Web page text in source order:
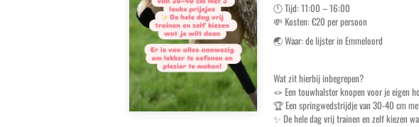
🕚 Tijd: 11:00 – 16:00
💸 Kosten: €20 per persoon
🌏 Waar: de lijster in Emmeloord
Wat zit hierbij inbegrepen?
🪢 Een touwhalster knopen voor je eigen
🏆 Een springwedstrijdje van 30-40 cm
✨ De hele dag vrij trainen en zelf kiezen